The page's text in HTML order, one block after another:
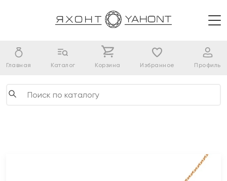
Главная Каталог Корзина Избранное Профиль